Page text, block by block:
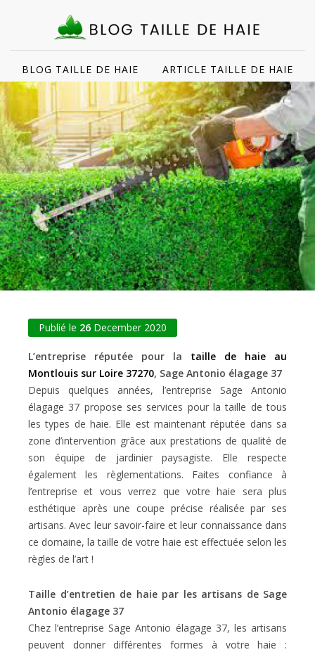
BLOG TAILLE DE HAIE ARTICLE TAILLE DE HAIE
Publié le 26 December 2020
L’entreprise réputée pour la taille de haie au
Montlouis sur Loire 37270, Sage Antonio élagage 37
Depuis quelques années, l’entreprise Sage Antonio
élagage 37 propose ses services pour la taille de tous
les types de haie. Elle est maintenant réputée dans sa
zone d’intervention grâce aux prestations de qualité de
son équipe de jardinier paysagiste. Elle respecte
également les règlementations. Faites confiance à
l’entreprise et vous verrez que votre haie sera plus
esthétique après une coupe précise réalisée par ses
artisans. Avec leur savoir-faire et leur connaissance dans
ce domaine, la taille de votre haie est effectuée selon les
règles de l’art !
Taille d’entretien de haie par les artisans de Sage
Antonio élagage 37
Chez l’entreprise Sage Antonio élagage 37, les artisans
peuvent donner différentes formes à votre haie :